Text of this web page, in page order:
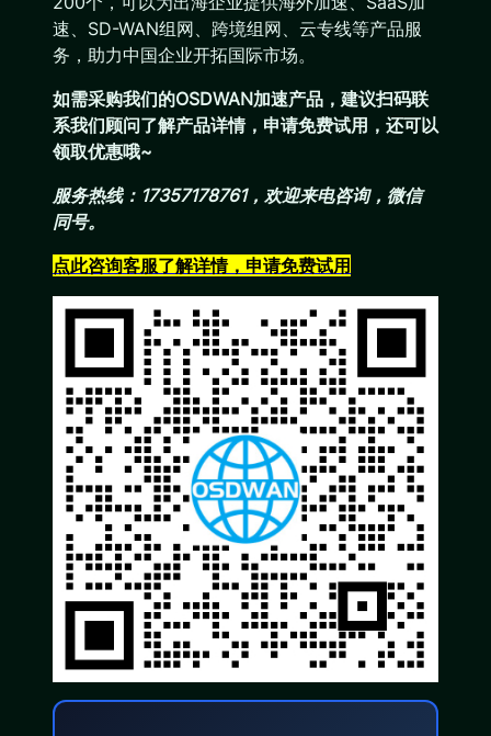
速、SD-WAN组网、跨境组网、云专线等产品服
务，助力中国企业开拓国际市场。
如需采购我们的OSDWAN加速产品，建议扫码联
系我们顾问了解产品详情，申请免费试用，还可以
领取优惠哦~
服务热线：17357178761，欢迎来电咨询，微信
同号。
点此咨询客服了解详情，申请免费试用